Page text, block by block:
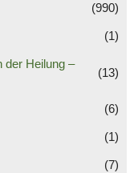
(990)
(1)
der Heilung –
(13)
(6)
(1)
(7)